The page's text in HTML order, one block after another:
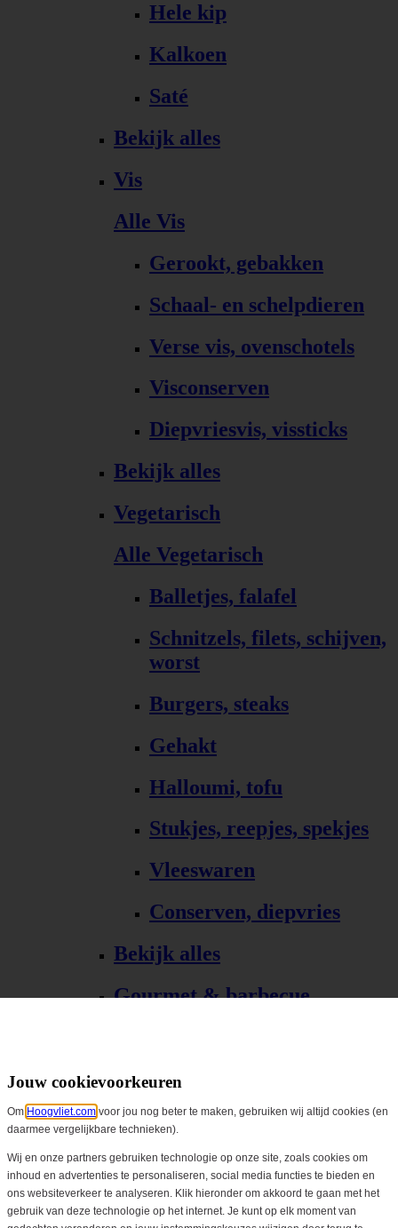
Hele kip
Kalkoen
Saté
Bekijk alles
Vis
Alle Vis
Gerookt, gebakken
Schaal- en schelpdieren
Verse vis, ovenschotels
Visconserven
Diepvriesvis, vissticks
Bekijk alles
Vegetarisch
Alle Vegetarisch
Balletjes, falafel
Schnitzels, filets, schijven,
worst
Burgers, steaks
Gehakt
Halloumi, tofu
Stukjes, reepjes, spekjes
Vleeswaren
Conserven, diepvries
Bekijk alles
Gourmet & barbecue
Gourmet, fondue
Barbecue, grill
Bekijk alles
Biologisch
Jouw cookievoorkeuren
Om Hoogvliet.com voor jou nog beter te maken, gebruiken wij altijd cookies (en
daarmee vergelijkbare technieken).
Wij en onze partners gebruiken technologie op onze site, zoals cookies om
inhoud en advertenties te personaliseren, social media functies te bieden en
ons websiteverkeer te analyseren. Klik hieronder om akkoord te gaan met het
gebruik van deze technologie op het internet. Je kunt op elk moment van